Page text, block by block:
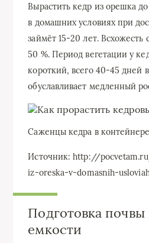
Вырастить кедр из орешка
в домашних условиях при
займёт 15-20 лет. Всхожесть
50 %. Период вегетации у
короткий, всего 40-45 дней
обуславливает медленный
Саженцы кедра в контейнере
Источник: http://
iz-oreska-v-domasnih-
Подготовка
емкости